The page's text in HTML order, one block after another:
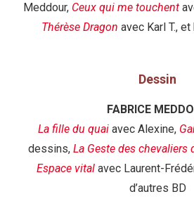
Meddour, Ceux qui me touchent
Thérèse Dragon avec Karl T.,
Dessin
FABRICE
La fille du quaiavec Alexine,
dessins, La Geste des chevaliers
Espace vital avec Laurent-
d’autres BD